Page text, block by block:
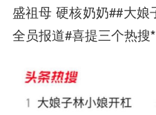
盛祖母 硬核奶奶##大
全员报道#喜提三个热搜*